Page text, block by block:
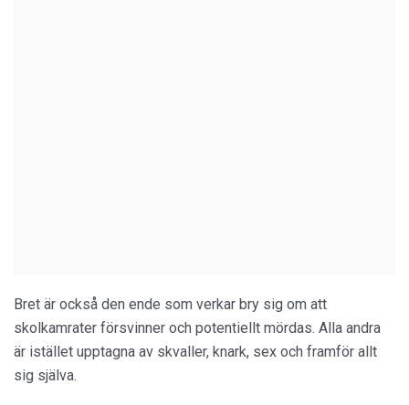
Bret är också den ende som verkar bry sig om att
skolkamrater försvinner och potentiellt mördas. Alla andra
är istället upptagna av skvaller, knark, sex och framför allt
sig själva.